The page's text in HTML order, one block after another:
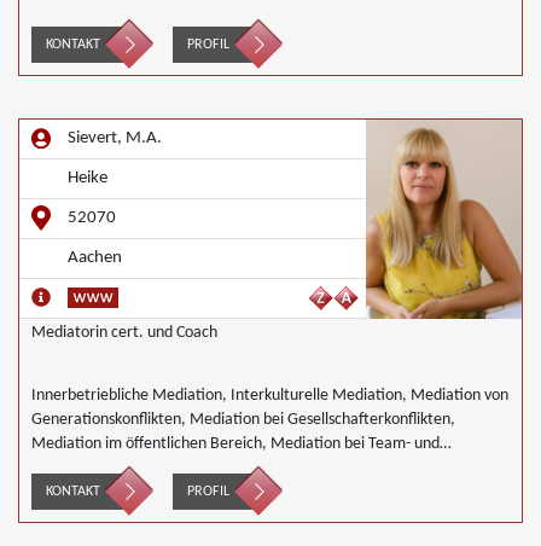
KONTAKT PROFIL
Sievert, M.A.
Heike
52070
Aachen
Mediatorin cert. und Coach
Innerbetriebliche Mediation, Interkulturelle Mediation, Mediation von
Generationskonflikten, Mediation bei Gesellschafterkonflikten,
Mediation im öffentlichen Bereich, Mediation bei Team- und
Gruppenkonflikten, Mediation von Unternehmensnachfolgen,
Wirtschaftsmediation
KONTAKT PROFIL